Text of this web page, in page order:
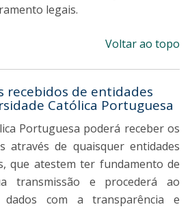
legais.
Voltar ao topo
recebidos de entidades
Católica Portuguesa
Portuguesa poderá receber os
através de quaisquer entidades
que atestem ter fundamento de
transmissão e procederá ao
dados com a transparência e